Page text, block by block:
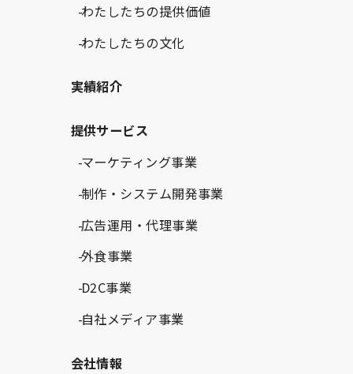
わたしたちの提供価値
わたしたちの文化
実績紹介
提供サービス
マーケティング事業
制作・システム開発事業
広告運用・代理事業
外食事業
D2C事業
自社メディア事業
会社情報